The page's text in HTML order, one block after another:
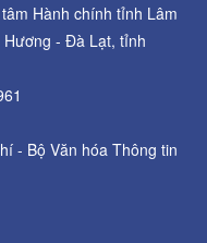
Hành chính tỉnh Lâm
- Đà Lạt, tỉnh
- Bộ Văn hóa Thông tin